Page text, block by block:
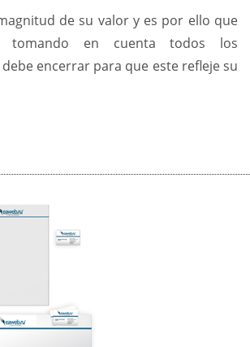
de su valor y es por ello que
tomando en cuenta todos los
encerrar para que este refleje su